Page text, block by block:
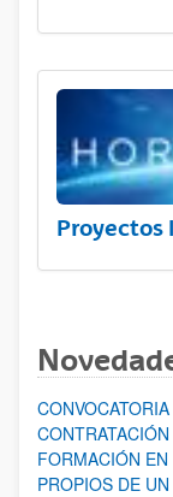
Proyectos
FORMACIÓN
PROPIOS DE